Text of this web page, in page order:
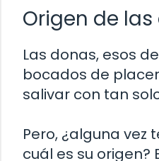
Origen de
Las donas, esos
bocados de
salivar con tan
Pero, ¿alguna vez
cuál es su origen?